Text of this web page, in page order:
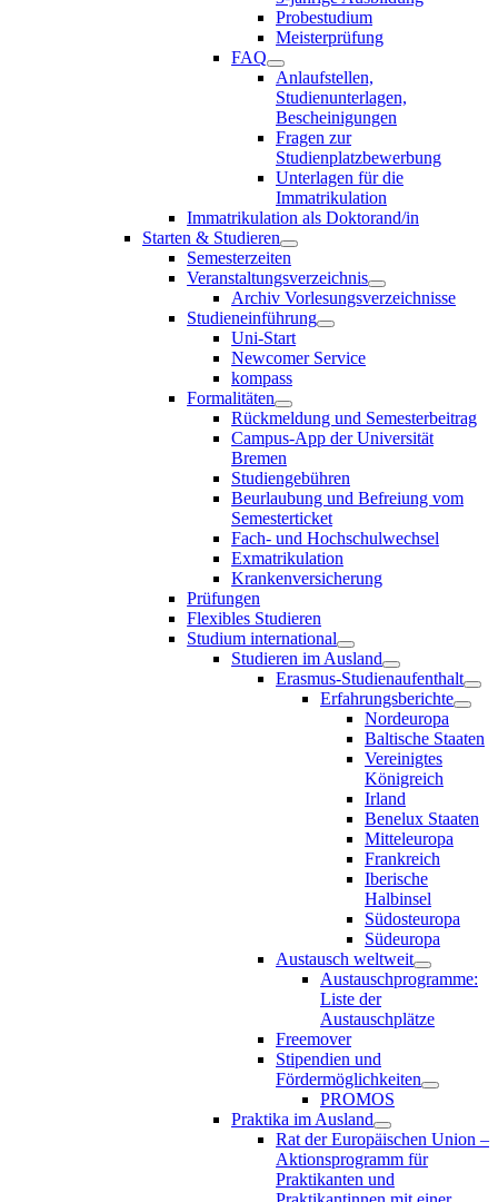
Probestudium
Meisterprüfung
FAQ
Anlaufstellen,
Studienunterlagen,
Bescheinigungen
Fragen zur
Studienplatzbewerbung
Unterlagen für die
Immatrikulation
Immatrikulation als Doktorand/in
Starten & Studieren
Semesterzeiten
Veranstaltungsverzeichnis
Archiv Vorlesungsverzeichnisse
Studieneinführung
Uni-Start
Newcomer Service
kompass
Formalitäten
Rückmeldung und Semesterbeitrag
Campus-App der Universität
Bremen
Studiengebühren
Beurlaubung und Befreiung vom
Semesterticket
Fach- und Hochschulwechsel
Exmatrikulation
Krankenversicherung
Prüfungen
Flexibles Studieren
Studium international
Studieren im Ausland
Erasmus-Studienaufenthalt
Erfahrungsberichte
Nordeuropa
Baltische Staaten
Vereinigtes
Königreich
Irland
Benelux Staaten
Mitteleuropa
Frankreich
Iberische
Halbinsel
Südosteuropa
Südeuropa
Austausch weltweit
Austauschprogramme:
Liste der
Austauschplätze
Freemover
Stipendien und
Fördermöglichkeiten
PROMOS
Praktika im Ausland
Rat der Europäischen Union –
Aktionsprogramm für
Praktikanten und